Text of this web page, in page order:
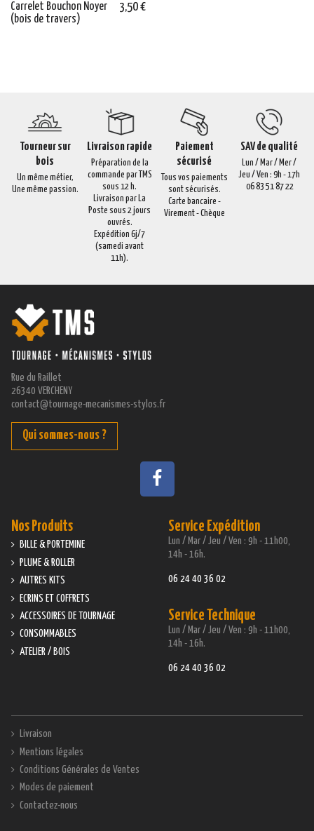
Carrelet Bouchon Noyer
(bois de travers)
3,50 €
Tourneur sur
bois
Un même métier,
Une même passion.
Livraison rapide
Préparation de la
commande par TMS
sous 12 h.
Livraison par La
Poste sous 2 jours
ouvrés.
Expédition 6j/7
(samedi avant
11h).
Paiement
sécurisé
Tous vos paiements
sont sécurisés.
Carte bancaire -
Virement - Chèque
SAV de qualité
Lun / Mar / Mer /
Jeu / Ven : 9h - 17h
06 83 51 87 22
Rue du Raillet
26340 VERCHENY
contact@tournage-mecanismes-stylos.fr
Qui sommes-nous ?
Service Expédition
Lun / Mar / Jeu / Ven : 9h - 11h00,
14h - 16h.
06 24 40 36 02
Service Technique
Lun / Mar / Jeu / Ven : 9h - 11h00,
14h - 16h.
06 24 40 36 02
Nos Produits
BILLE & PORTEMINE
PLUME & ROLLER
AUTRES KITS
ECRINS ET COFFRETS
ACCESSOIRES DE TOURNAGE
CONSOMMABLES
ATELIER / BOIS
Livraison
Mentions légales
Conditions Générales de Ventes
Modes de paiement
Contactez-nous